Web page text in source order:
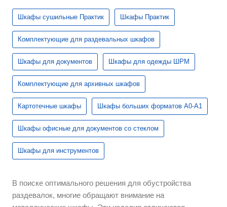
Шкафы сушильные Практик Шкафы Практик
Комплектующие для раздевальных шкафов
Шкафы для документов Шкафы для одежды ШРМ
Комплектующие для архивных шкафов
Картотечные шкафы Шкафы больших форматов А0-А1
Шкафы офисные для документов со стеклом
Шкафы для инструментов
В поиске оптимального решения для обустройства
раздевалок, многие обращают внимание на